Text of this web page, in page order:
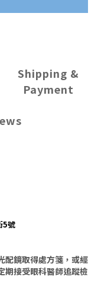
Shipping &
Payment
5號
配鏡取得處方箋，或經
期接受眼科醫師追蹤檢